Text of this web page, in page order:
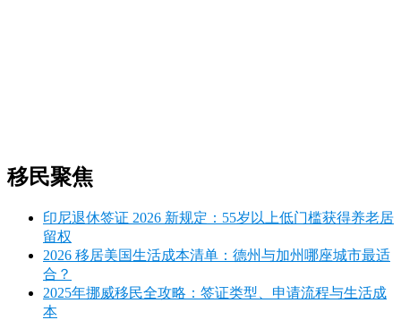
移民聚焦
印尼退休签证 2026 新规定：55岁以上低门槛获得养老居
留权
2026 移居美国生活成本清单：德州与加州哪座城市最适
合？
2025年挪威移民全攻略：签证类型、申请流程与生活成
本